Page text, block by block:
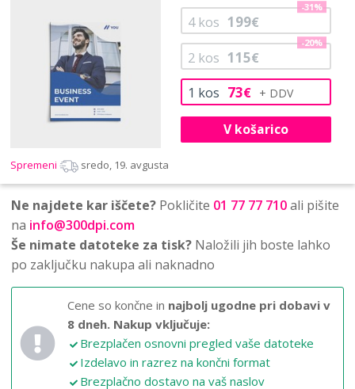
1 kos 73€
2kos 115€
-20%
4kos 199€
-31%
V košarico
Spremeni sredo, 19. avgusta
Ne najdete kar iščete? Pokličite 01 77 77 710ali pišite
na info@300dpi.com
Še nimate datoteke za tisk? Naložili jih boste lahko
po zaključku nakupa ali naknadno
Cene so končne in najbolj ugodne pri dobavi v
8 dneh. Nakup vključuje:
Brezplačen osnovni pregled vaše datoteke
Izdelavo in razrez na končni format
Brezplačno dostavo na vaš naslov